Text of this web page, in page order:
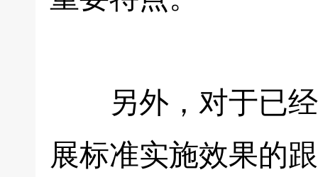
另外，对于已经
展标准实施效果的